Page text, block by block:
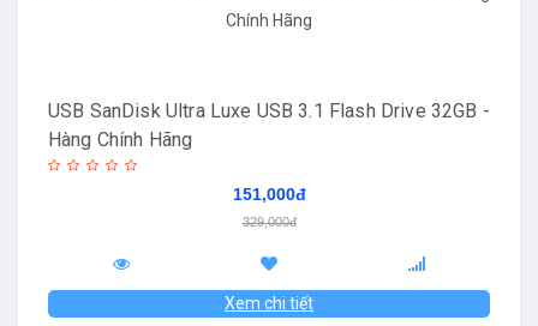
USB SanDisk Ultra Luxe USB 3.1 Flash Drive 32GB -
Hàng Chính Hãng
151,000đ
329,000đ
Xem chi tiết